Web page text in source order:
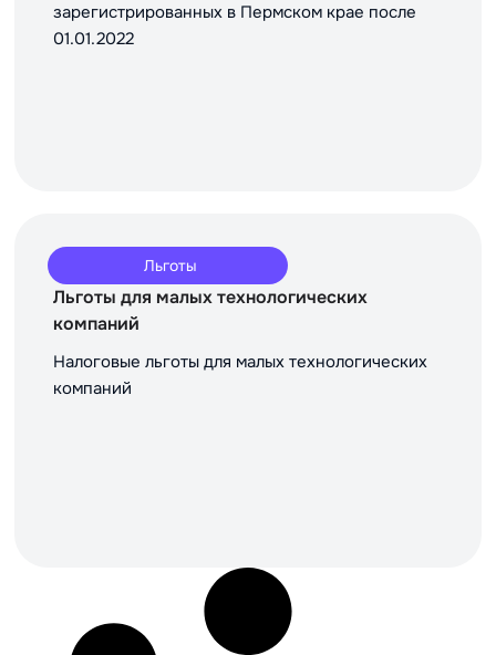
зарегистрированных в Пермском крае после
01.01.2022
Льготы
Льготы для малых технологических
компаний
Налоговые льготы для малых технологических
компаний